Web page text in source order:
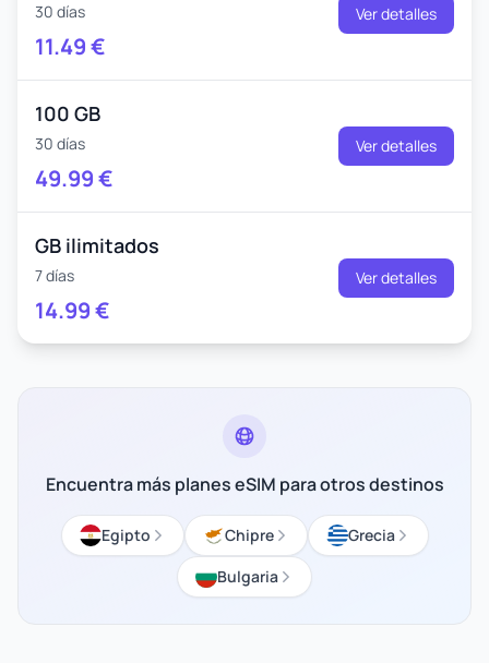
30 días
11.49€
Ver detalles
100 GB
30 días
49.99€
Ver detalles
GB ilimitados
7 días
14.99€
Ver detalles
Encuentra más planes eSIM para otros destinos
Egipto Chipre
Grecia
Bulgaria